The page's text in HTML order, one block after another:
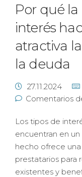
Por qué
interés
atractiva
la deuda
27.11.2024
Comentarios
Los tipos de
encuentran en
hecho ofrece
prestatarios para
existentes y